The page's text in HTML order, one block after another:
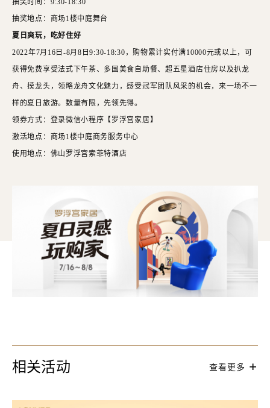
抽奖时间： 9:30-18:30
抽奖地点：商场1楼中庭舞台
夏日爽玩，吃好住好
2022年7月16日-8月8日9:30-18:30 ，购物累计实付满10000元或以上，可
获得免费享受法式下午茶、多国美食自助餐、超五星酒店住房以及扒龙
舟、摸龙头，领略龙舟文化魅力，感受冠军团队风采的机会，来一场不一
样的夏日旅游。数量有限，先领先得。
领券方式：登录微信小程序【罗浮宫家居】
激活地点：商场1楼中庭商务服务中心
使用地点：佛山罗浮宫索菲特酒店
相关活动 查看更多